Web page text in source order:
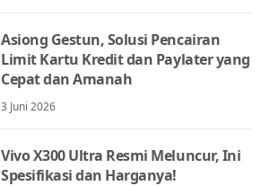
Asiong Gestun, Solusi Pencairan
Limit Kartu Kredit dan Paylater yang
Cepat dan Amanah
3 Juni 2026
Vivo X300 Ultra Resmi Meluncur, Ini
Spesifikasi dan Harganya!